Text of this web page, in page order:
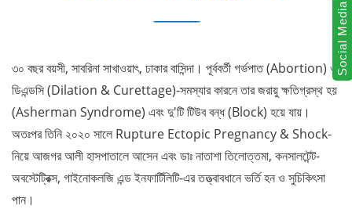
৩০ বছর বয়সী, সাবরিনা সাখাওয়াৎ, ঢাকার বাসিন্দা। পূর্ববর্তী গর্ভপাত (Abortion) ও
ডিএন্ডসি (Dilation & Curettage)-সমস্যার কারনে তার জরায়ু ক্ষতিগ্রস্থ হয়
(Asherman Syndrome) এবং দু'টি টিউব বন্ধ (Block) হয়ে যায়।
অতঃপর তিনি ২০২০ সালে Rupture Ectopic Pregnancy & Shock-
নিয়ে আজগর আলী হাসপাতালে আসেন এবং ডাঃ নাতাশা তিলোত্তমা, কনসালটেন্ট-
অবস্টেট্রিক্স, গাইনোকলজি এন্ড ইনফার্টিলিটি-এর তত্ত্বাবধানে ভর্তি হন ও সুচিকিৎসা
পান।
Social Media